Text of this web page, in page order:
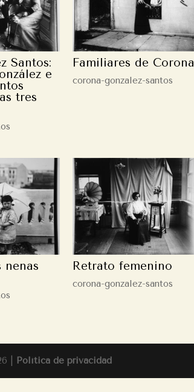
Santos:
e
tres
Familiares de Corona
corona-gonzalez-santos
nenas
Retrato femenino
corona-gonzalez-santos
| Política de privacidad